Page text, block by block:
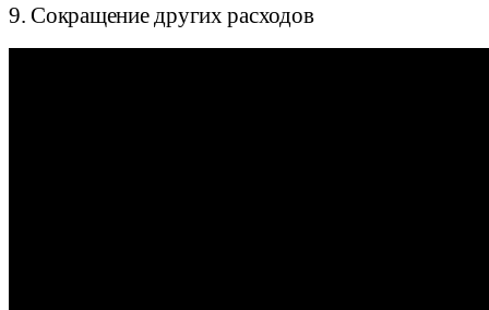
9. Сокращение других расходов